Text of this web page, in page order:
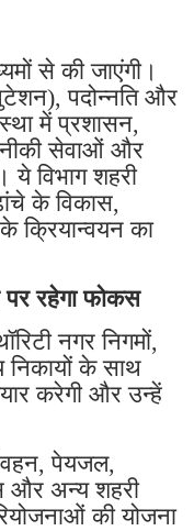
से की जाएंगी।
पदोन्नति और
में प्रशासन,
सेवाओं और
ये विभाग शहरी
के विकास,
क्रियान्वयन का
रहेगा फोकस
नगर निगमों,
के साथ
करेगी और उन्हें
पेयजल,
और अन्य शहरी
की योजना